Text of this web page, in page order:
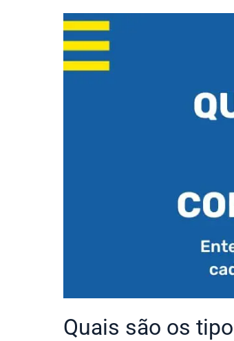
Quais são os